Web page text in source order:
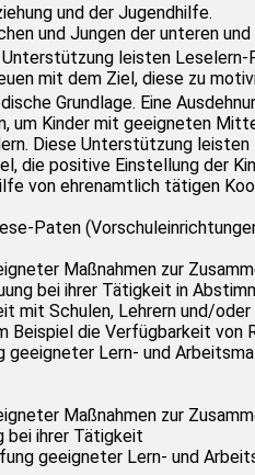
und der Jugendhilfe.
und Jungen der unteren
leisten
mit dem Ziel, diese zu
Grundlage. Eine
um Kinder mit geeigneten
Diese Unterstützung
die positive Einstellung der
von ehrenamtlich tätigen
Paten
Maßnahmen zur
bei ihrer Tätigkeit in
mit Schulen, Lehrern und/
Beispiel die Verfügbarkeit von
geeigneter Lern- und
Maßnahmen zur
bei ihrer Tätigkeit
geeigneter Lern- und